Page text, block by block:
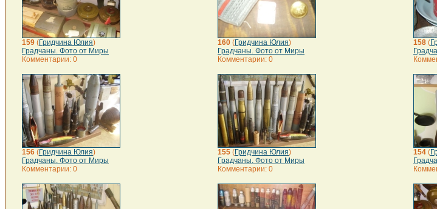
159 (Гридчина Юлия)
Градчаны. Фото от Миры
Комментарии: 0
160 (Гридчина Юлия)
Градчаны. Фото от Миры
Комментарии: 0
158 (
156 (Гридчина Юлия)
Градчаны. Фото от Миры
Комментарии: 0
155 (Гридчина Юлия)
Градчаны. Фото от Миры
Комментарии: 0
154 (